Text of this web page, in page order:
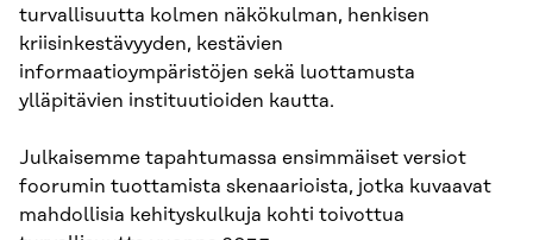
turvallisuutta kolmen näkökulman, henkisen
kriisinkestävyyden, kestävien
informaatioympäristöjen sekä luottamusta
ylläpitävien instituutioiden kautta.
Julkaisemme tapahtumassa ensimmäiset versiot
foorumin tuottamista skenaarioista, jotka kuvaavat
mahdollisia kehityskulkuja kohti toivottua